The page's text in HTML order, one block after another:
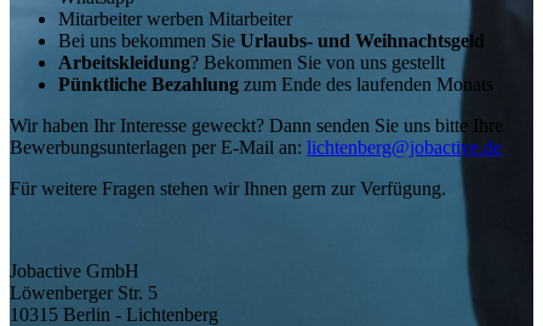
Mitarbeiter werben Mitarbeiter
Bei uns bekommen Sie Urlaubs- und Weihnachtsgeld
Arbeitskleidung? Bekommen Sie von uns gestellt
Pünktliche Bezahlung zum Ende des laufenden Monats
Wir haben Ihr Interesse geweckt? Dann senden Sie uns bitte Ihre
Bewerbungsunterlagen per E-Mail an: lichtenberg@jobactive.de
Für weitere Fragen stehen wir Ihnen gern zur Verfügung.
Jobactive GmbH
Löwenberger Str. 5
10315 Berlin - Lichtenberg